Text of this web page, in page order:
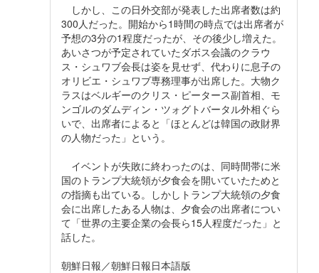
しかし、この日外交部が発表した出席者数は約
300人だった。開始から1時間の時点では出席者が
予想の3分の1程度だったが、その後少し増えた。
あいさつが予定されていたダボス会議のクラウ
ス・シュワブ会長は姿を見せず、代わりに息子の
オリビエ・シュワブ専務理事が出席した。大物ク
ラスはベルギーのクリス・ピータース副首相、モ
ンゴルのダムディン・ツォグトバータル外相ぐら
いで、出席者によると「ほとんどは韓国の政財界
の人物だった」という。
イベントが失敗に終わったのは、同時間帯に米
国のトランプ大統領が夕食会を開いていたためと
の指摘も出ている。しかしトランプ大統領の夕食
会に出席したある人物は、夕食会の出席者につい
て「世界の主要企業の会長ら15人程度だった」と
話した。
朝鮮日報／朝鮮日報日本語版